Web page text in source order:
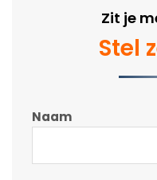
Zit je
Stel
Naam